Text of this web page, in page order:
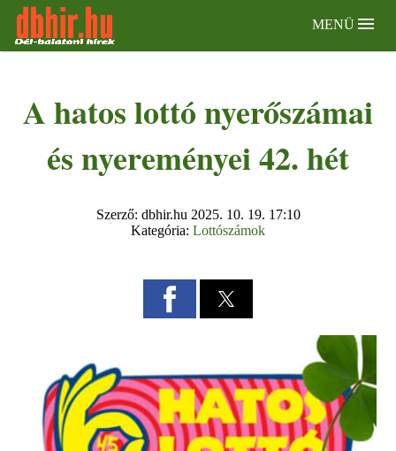
MENÜ
A hatos lottó nyerőszámai
és nyereményei 42. hét
Szerző: dbhir.hu 2025. 10. 19. 17:10
Kategória: Lottószámok